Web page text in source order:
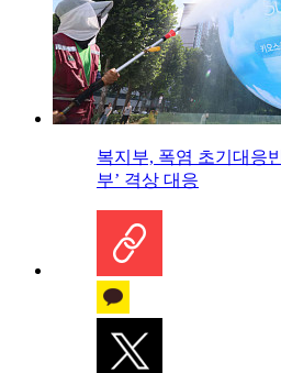
복지부, 폭염 초기대응
부’ 격상 대응